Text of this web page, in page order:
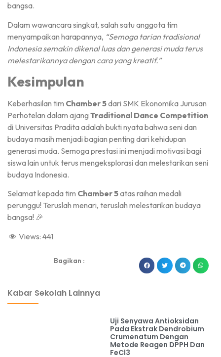
bangsa.
Dalam wawancara singkat, salah satu anggota tim
menyampaikan harapannya, “Semoga tarian tradisional
Indonesia semakin dikenal luas dan generasi muda terus
melestarikannya dengan cara yang kreatif.”
Kesimpulan
Keberhasilan tim Chamber 5dari SMK Ekonomika Jurusan
Perhotelan dalam ajang Traditional Dance Competition
di Universitas Pradita adalah bukti nyata bahwa seni dan
budaya masih menjadi bagian penting dari kehidupan
generasi muda. Semoga prestasi ini menjadi motivasi bagi
siswa lain untuk terus mengeksplorasi dan melestarikan seni
budaya Indonesia.
Selamat kepada tim Chamber 5atas raihan medali
perunggu! Teruslah menari, teruslah melestarikan budaya
bangsa! 🎉
Views: 441
Bagikan :
Kabar Sekolah Lainnya
Uji Senyawa Antioksidan
Pada Ekstrak Dendrobium
Crumenatum Dengan
Metode Reagen DPPH Dan
FeCl3